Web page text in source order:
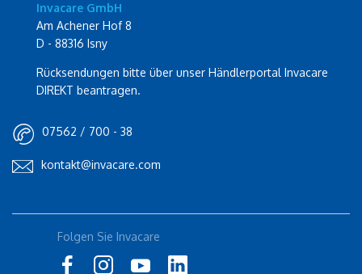
Invacare GmbH
Am Achener Hof 8
D - 88316 Isny
Rücksendungen bitte über unser Händlerportal Invacare
DIREKT beantragen.
07562 / 700 - 38
kontakt@invacare.com
Folgen Sie Invacare